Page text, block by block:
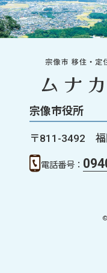
宗像市役所
〒811-3492 福
電話番号：